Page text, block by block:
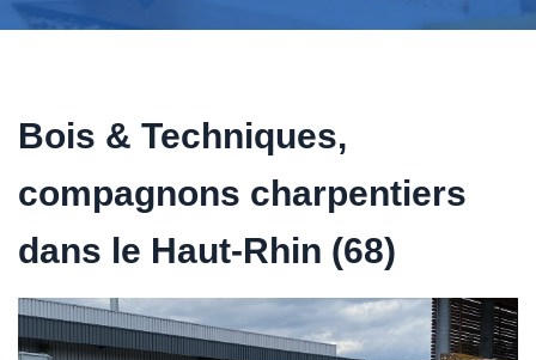
Bois & Techniques,
compagnons charpentiers
dans le Haut-Rhin (68)